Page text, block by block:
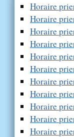
Horaire
Horaire
Horaire
Horaire
Horaire
Horaire
Horaire
Horaire
Horaire
Horaire
Horaire